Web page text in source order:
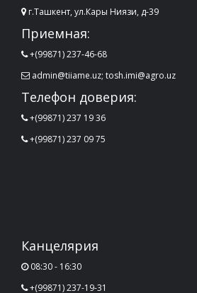
г.Ташкент, ул.Кары Ниязи, д-39
Приемная:
+(99871) 237-46-68
admin@tiiame.uz; tosh.imi@agro.uz
Телефон доверия:
+(99871) 237 19 36
+(99871) 237 09 75
Канцелярия
08:30 - 16:30
+(99871) 237-19-31